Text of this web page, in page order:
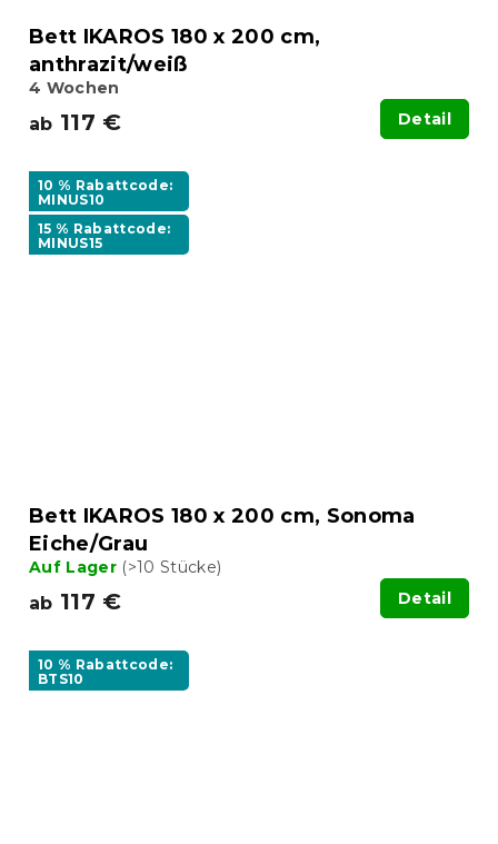
Bett IKAROS 180 x 200 cm,
anthrazit/weiß
4 Wochen
ab 117 € Detail
10 % Rabattcode:
MINUS10
15 % Rabattcode:
MINUS15
Bett IKAROS 180 x 200 cm, Sonoma
Eiche/Grau
Auf Lager (>10 Stücke)
ab 117 € Detail
10 % Rabattcode:
BTS10